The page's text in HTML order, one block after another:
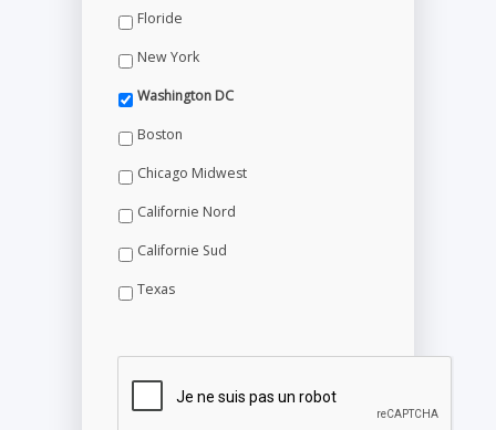
Floride
New York
Washington DC
Boston
Chicago Midwest
Californie Nord
Californie Sud
Texas